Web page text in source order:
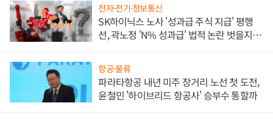
전자·전기·정보통신
SK하이닉스 노사 '성과급 주식 지급' 평행
선, 곽노정 'N% 성과급' 법적 논란 벗을지 주
항공·물류
파라타항공 내년 미주 장거리 노선 첫 도전,
윤철민 '하이브리드 항공사' 승부수 통할까